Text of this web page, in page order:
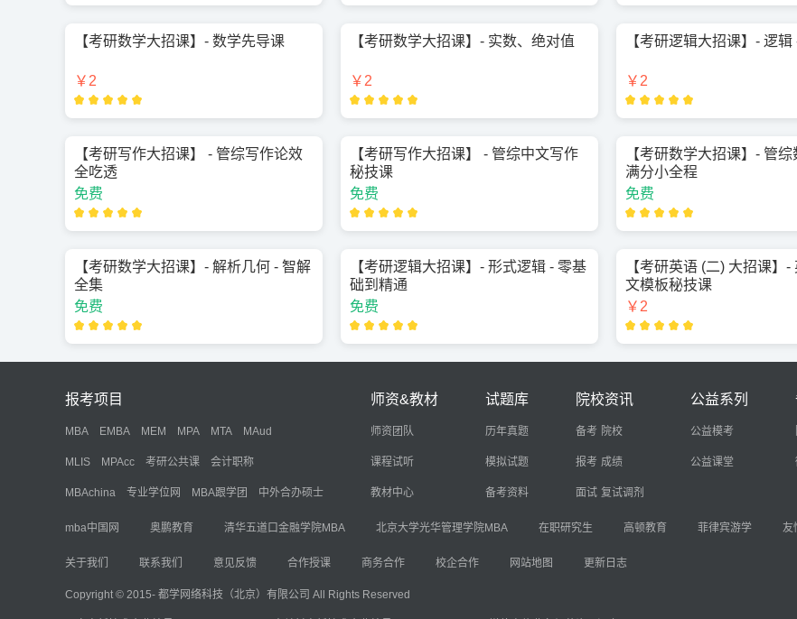
【考研数学大招课】- 数学先导课
￥2
【考研数学大招课】- 实数、绝对值
￥2
【考研逻辑大招课】- 逻辑
￥2
【考研写作大招课】 - 管综写作论效
全吃透
免费
【考研写作大招课】 - 管综中文写作
秘技课
免费
【考研数学大招课】- 管
满分小全程
免费
【考研数学大招课】- 解析几何 - 智解
全集
免费
【考研逻辑大招课】- 形式逻辑 - 零基
础到精通
免费
【考研英语 (二) 大招课】-
文模板秘技课
￥2
报考项目
MBA EMBA MEM MPA MTA MAud
MLIS MPAcc 考研公共课 会计职称
MBAchina 专业学位网 MBA跟学团 中外合办硕士
师资&教材
师资团队
课程试听
教材中心
试题库
历年真题
模拟试题
备考资料
院校资讯
备考 院校
报考 成绩
面试 复试调剂
公益系列
公益模考
公益课堂
mba中国网 奥鹏教育 清华五道口金融学院MBA 北京大学光华管理学院MBA 在职研究生 高顿教育 菲律宾游学 友
关于我们 联系我们 意见反馈 合作授课 商务合作 校企合作 网站地图 更新日志
Copyright © 2015- 都学网络科技（北京）有限公司 All Rights Reserved